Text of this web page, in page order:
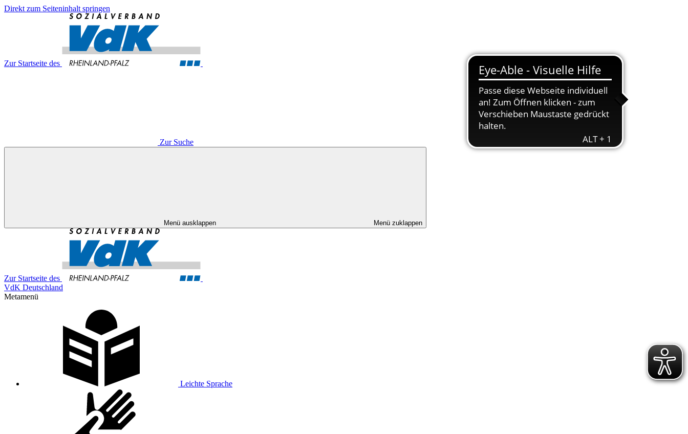
Direkt zum Seiteninhalt springen
Zur Startseite des
Zur Suche
Menü ausklappen Menü zuklappen
Zur Startseite des
VdK Deutschland
Metamenü
Leichte Sprache